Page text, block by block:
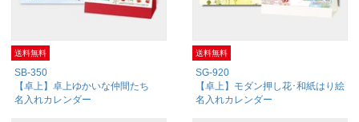
送料無料
SB-350
【卓上】卓上ゆかいな仲間たち
名入れカレンダー
送料無料
SG-920
【卓上】モダン押し花･和紙はり絵
名入れカレンダー